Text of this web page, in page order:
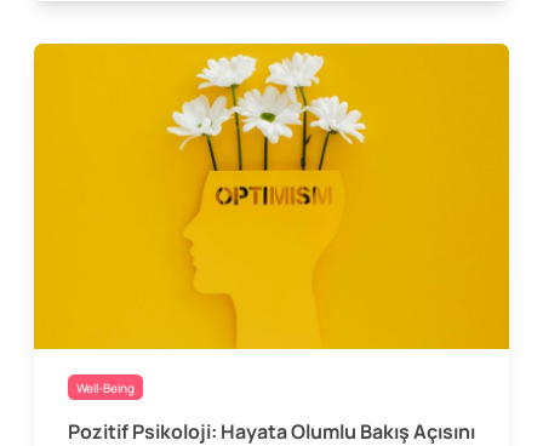
Well-Being
Pozitif Psikoloji: Hayata Olumlu Bakış Açısını